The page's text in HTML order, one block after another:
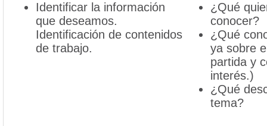
Identificar la información
que deseamos.
Identificación de contenidos
de trabajo.
¿Qué
conocer?
¿Qué
ya sobre
partida y
interés.)
¿Qué
tema?